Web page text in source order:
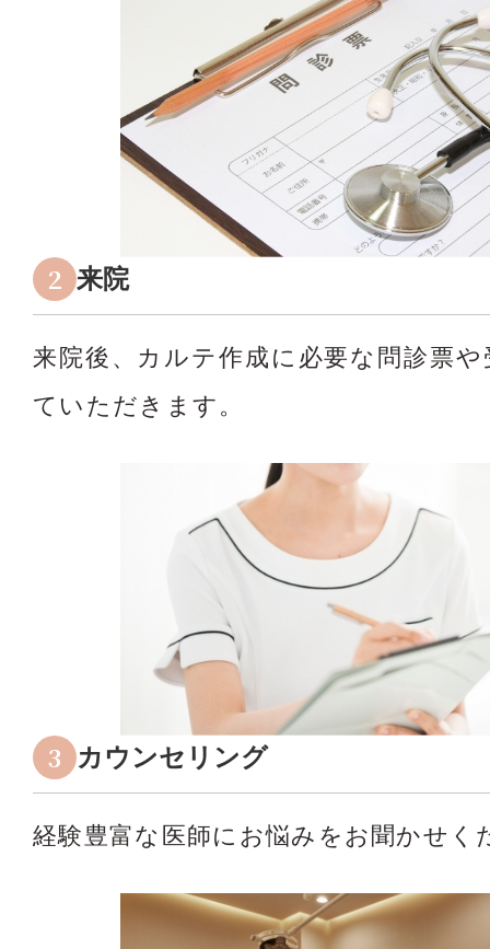
2 来院
来院後、カルテ作成に必要な問診票
ていただきます。
3 カウンセリング
経験豊富な医師にお悩みをお聞かせく